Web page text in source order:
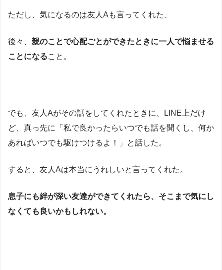
ただし、気になるのは友人Aも言ってくれた、
後々、 親のことで心配ごとができたときに一人で悩ませる
ことになること。
でも、友人Aがその話をしてくれたときに、LINE上だけ
ど、真っ先に「私で良かったらいつでも話を聞くし、何か
あればいつでも駆けつけるよ！」と話した。
すると、友人Aは本当にうれしいと言ってくれた。
息子にも絆が深い友達ができてくれたら、そこまで気にし
なくても良いかもしれない。